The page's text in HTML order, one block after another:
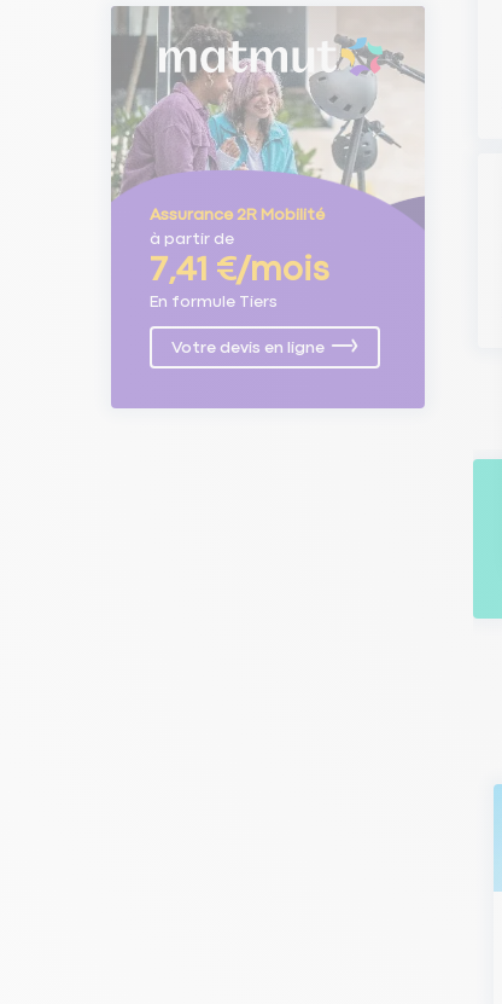
Assurance 2R Mobilité
à partir de
7,41 €/mois
En formule Tiers
Votre devis en ligne